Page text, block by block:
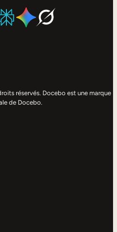
réservés. Docebo est une marque
de Docebo.